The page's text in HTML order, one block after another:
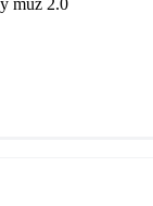
muž 2.0